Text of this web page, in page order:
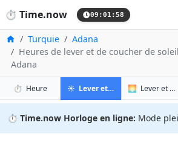
⏱️ Time.now 09:02:00
Accueil
Turquie
Adana
Heures de lever et de coucher de
Adana
⏱️ Heureà Adana
☀️ Lever et coucher du soleil à
🌅 Lever et coucher du soleil demain
⏱️ Time.now Horloge en ligne: Mode